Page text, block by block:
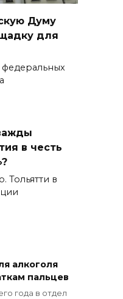
Думу
для
в честь
Тольятти в
алкоголя
пальцев
года в отдел